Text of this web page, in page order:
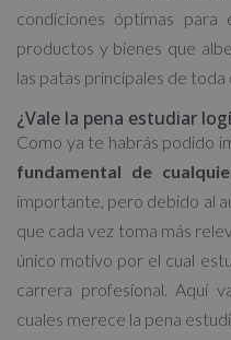
condiciones óptimas
productos y bienes que
las patas principales de toda
¿Vale la pena estudiar
Como ya te habrás podido
fundamental de
importante, pero debido al
que cada vez toma más
único motivo por el cual
carrera profesional. Aquí
cuales merece la pena